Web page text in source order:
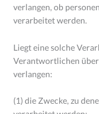
verlangen, ob
verarbeitet werden.
Liegt eine solche
Verantwortlichen
verlangen:
(1) die Zwecke, zu